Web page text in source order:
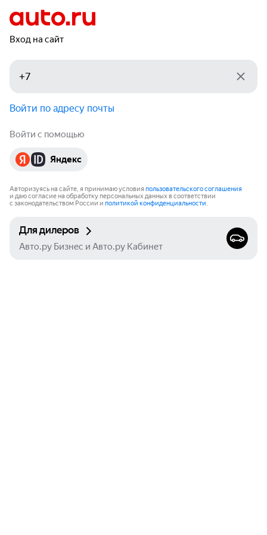
Вход на сайт
Войти по адресу почты
Войти с помощью
Яндекс
Авторизуясь на сайте, я принимаю условия пользовательского соглашения
и даю согласие на обработку персональных данных в соответствии
с законодательством России и политикой конфиденциальности.
Для дилеров
Авто.ру Бизнес и Авто.ру Кабинет